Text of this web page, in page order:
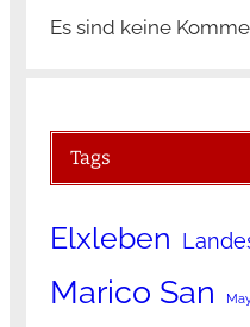
Es sind keine
Tags
Elxleben
Marico San